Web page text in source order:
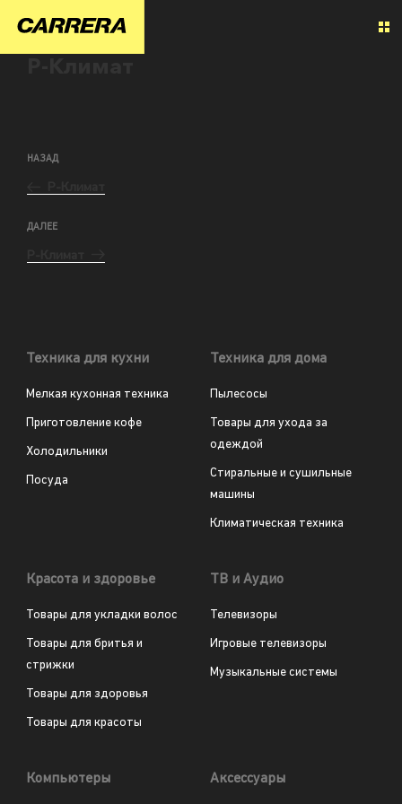
НАЗАД
ДАЛЕЕ
Техника для кухни
Мелкая кухонная техника
Приготовление кофе
Холодильники
Посуда
Техника для дома
Пылесосы
Товары для ухода за
одеждой
Стиральные и сушильные
машины
Климатическая техника
Красота и здоровье
Товары для укладки волос
Товары для бритья и
стрижки
Товары для здоровья
Товары для красоты
ТВ и Аудио
Телевизоры
Игровые телевизоры
Музыкальные системы
Компьютеры Аксессуары